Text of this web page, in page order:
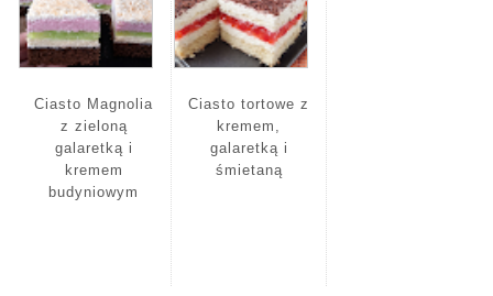
Ciasto Magnolia
z zieloną
galaretką i
kremem
budyniowym
Ciasto tortowe z
kremem,
galaretką i
śmietaną